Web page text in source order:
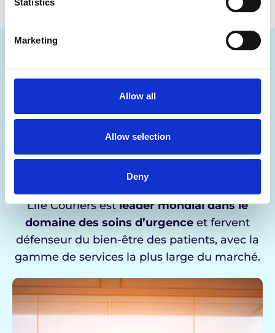
Statistics
Marketing
Allow all
Allow selection
Deny
Votre partenaire
logistique privilégié
dans le secteur de la
santé, à l'échelle
mondiale
Life Couriers estleader mondial dans le
domaine des soins d’urgence et fervent
défenseur du bien-être des patients, avec la
gamme de services la plus large du marché.